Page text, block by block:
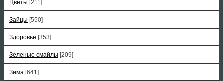
Цветы [211]
Зайцы [550]
Здоровье [353]
Зеленые смайлы [209]
Зима [641]